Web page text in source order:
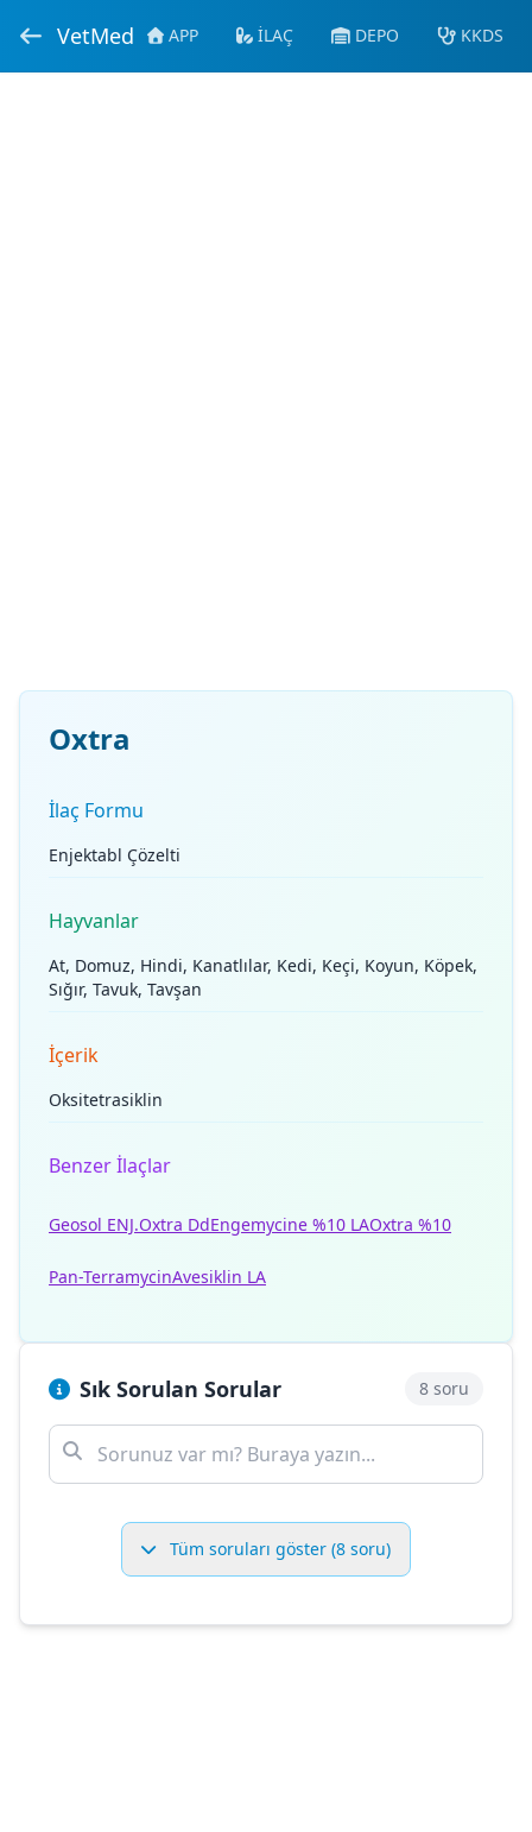
VetMed APP İLAÇ DEPO KKDS
Oxtra
İlaç Formu
Enjektabl Çözelti
Hayvanlar
At, Domuz, Hindi, Kanatlılar, Kedi, Keçi, Koyun, Köpek,
Sığır, Tavuk, Tavşan
İçerik
Oksitetrasiklin
Benzer İlaçlar
Geosol ENJ.Oxtra DdEngemycine %10 LAOxtra %10
Pan-TerramycinAvesiklin LA
Sık Sorulan Sorular 8 soru
Tüm soruları göster (8 soru)